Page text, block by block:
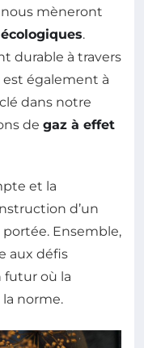
mèneront
écologiques.
durable à travers
est également à
dans notre
de gaz à effet
et la
d’un
Ensemble,
aux défis
où la
la norme.